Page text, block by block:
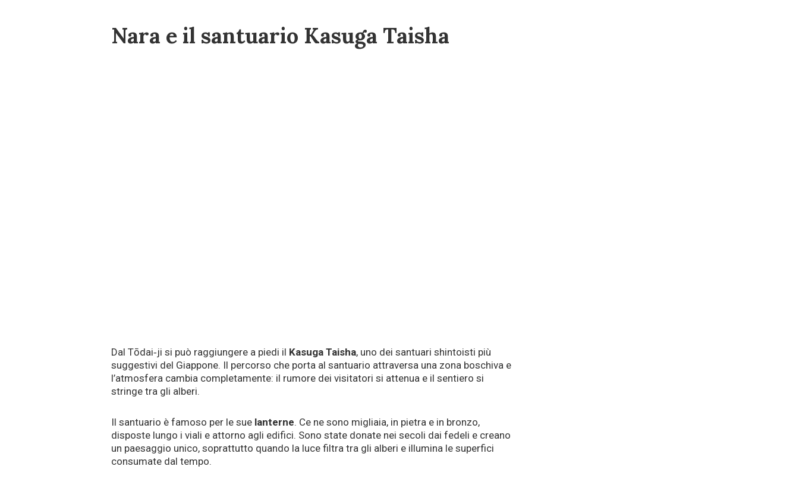
Nara e il santuario Kasuga Taisha
Dal Tōdai‑ji si può raggiungere a piedi il Kasuga Taisha, uno dei santuari shintoisti più
suggestivi del Giappone. Il percorso che porta al santuario attraversa una zona boschiva e
l’atmosfera cambia completamente: il rumore dei visitatori si attenua e il sentiero si
stringe tra gli alberi.
Il santuario è famoso per le sue lanterne. Ce ne sono migliaia, in pietra e in bronzo,
disposte lungo i viali e attorno agli edifici. Sono state donate nei secoli dai fedeli e creano
un paesaggio unico, soprattutto quando la luce filtra tra gli alberi e illumina le superfici
consumate dal tempo.